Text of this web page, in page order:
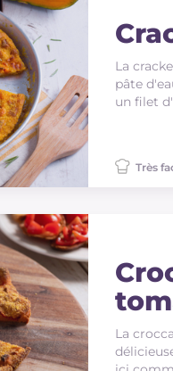
La
pâte
un filet
Très
La